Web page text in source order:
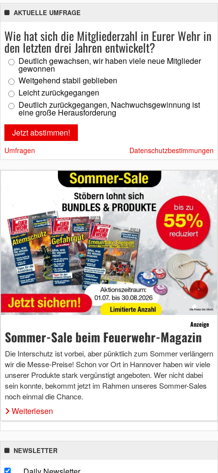
AKTUELLE UMFRAGE
Wie hat sich die Mitgliederzahl in Eurer Wehr in
den letzten drei Jahren entwickelt?
Deutlich gewachsen, wir haben viele neue Mitglieder
gewonnen
Weitgehend stabil geblieben
Leicht zurückgegangen
Deutlich zurückgegangen, Nachwuchsgewinnung ist
eine große Herausforderung
Umfragen Datenschutzbestimmungen
Anzeige
Sommer-Sale beim Feuerwehr-Magazin
Die Interschutz ist vorbei, aber pünktlich zum Sommer verlängern
wir die Messe-Preise! Schon vor Ort in Hannover haben wir viele
unserer Produkte stark vergünstigt angeboten. Wer nicht dabei
sein konnte, bekommt jetzt im Rahmen unseres Sommer-Sales
noch einmal die Chance.
Weiterlesen
NEWSLETTER